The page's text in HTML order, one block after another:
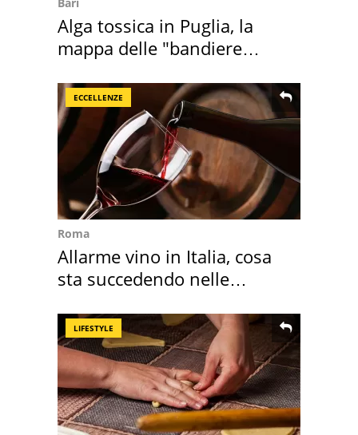
Alga tossica in Puglia, la
mappa delle "bandiere
ECCELLENZE
Roma
Allarme vino in Italia, cosa
sta succedendo nelle
LIFESTYLE